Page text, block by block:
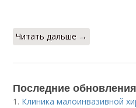
Читать дальше →
Последние
1. Клиника малоинвазивной